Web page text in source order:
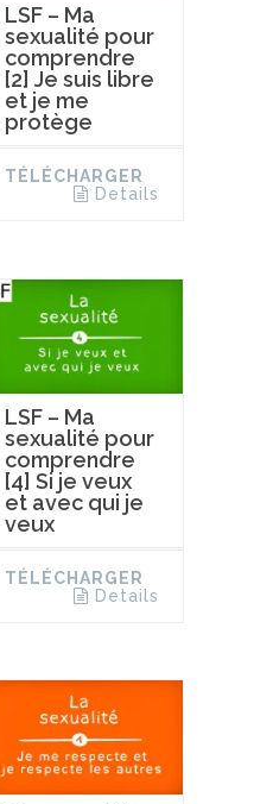
LSF – Ma
sexualité pour
comprendre
[2] Je suis libre
et je me
protège
TÉLÉCHARGER
Details
LSF – Ma
sexualité pour
comprendre
[4] Si je veux
et avec qui je
veux
TÉLÉCHARGER
Details